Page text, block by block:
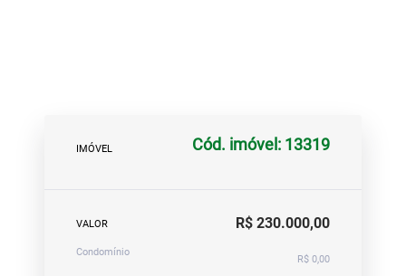
IMÓVEL Cód. imóvel: 13319
VALOR R$ 230.000,00
Condomínio
R$ 0,00